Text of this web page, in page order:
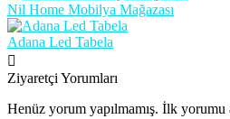
Nil Home Mobilya Mağazası
Adana Led Tabela
Ziyaretçi Yorumları
Henüz yorum yapılmamış. İlk yorumu